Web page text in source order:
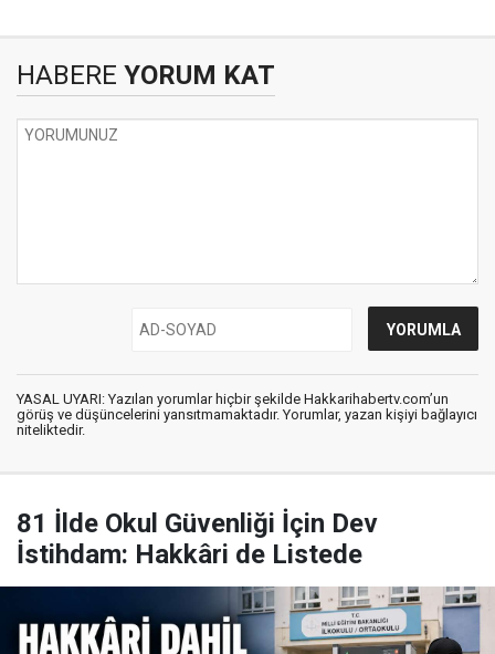
HABERE YORUM KAT
YASAL UYARI: Yazılan yorumlar hiçbir şekilde Hakkarihabertv.com’un
görüş ve düşüncelerini yansıtmamaktadır. Yorumlar, yazan kişiyi bağlayıcı
niteliktedir.
81 İlde Okul Güvenliği İçin Dev
İstihdam: Hakkâri de Listede